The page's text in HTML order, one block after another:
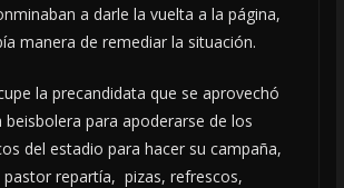
a darle la vuelta a la página,
manera de remediar la situación.
la precandidata que se aprovechó
para apoderarse de los
del estadio para hacer su campaña,
repartía, pizas, refrescos,